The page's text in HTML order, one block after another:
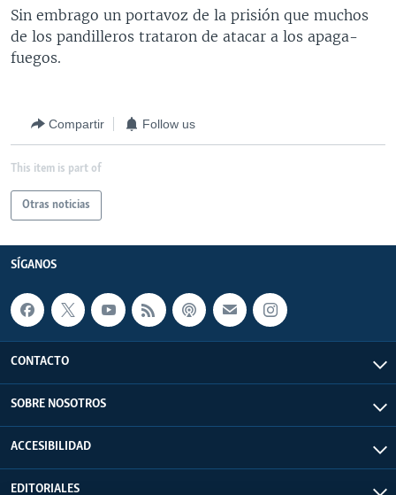
NOTA ECONÓMICA
ENTRETENIMIENTO
Idiomas
Sin embrago un portavoz de la prisión que muchos
de los pandilleros trataron de atacar a los apaga-
fuegos.
Compartir Follow us
This item is part of
Otras noticias
SÍGANOS
CONTACTO
SOBRE NOSOTROS
ACCESIBILIDAD
EDITORIALES